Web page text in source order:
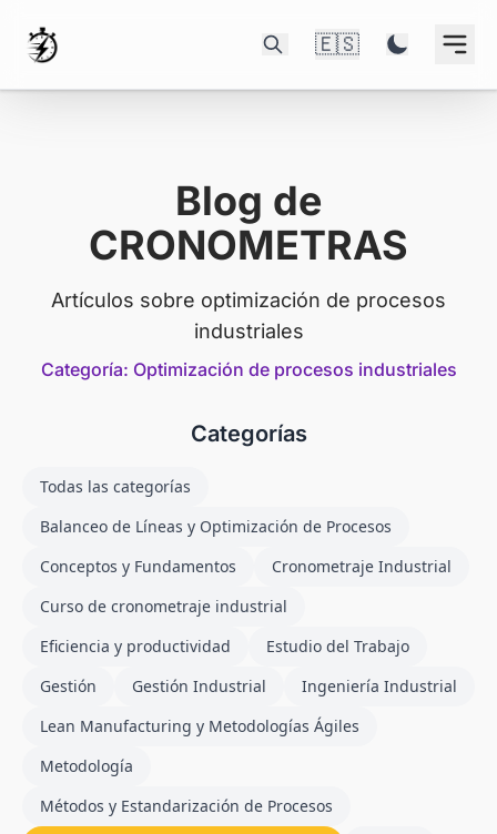
🇪🇸
Blog de
CRONOMETRAS
Artículos sobre optimización de procesos
industriales
Categoría: Optimización de procesos industriales
Categorías
Todas las categorías
Balanceo de Líneas y Optimización de Procesos
Conceptos y Fundamentos
Cronometraje Industrial
Curso de cronometraje industrial
Eficiencia y productividad
Estudio del Trabajo
Gestión
Gestión Industrial
Ingeniería Industrial
Lean Manufacturing y Metodologías Ágiles
Metodología
Métodos y Estandarización de Procesos